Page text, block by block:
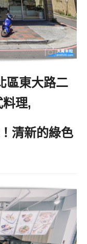
區東大路二
理,
清新的綠色